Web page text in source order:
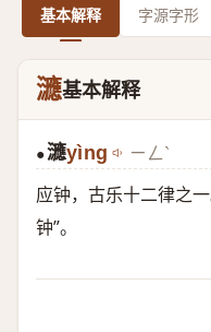
基本解释 字源字形
㶝基本解释
●㶝yìng ㄧㄥˋ
应钟，古乐十二律之
钟”。